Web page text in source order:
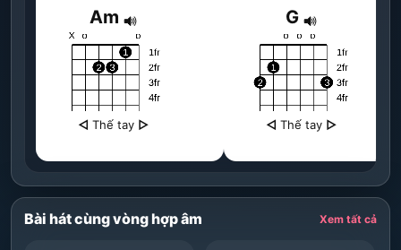
Am
◁ Thế tay ▷
G
◁ Thế tay ▷
Bài hát cùng vòng hợp âm Xem tất cả